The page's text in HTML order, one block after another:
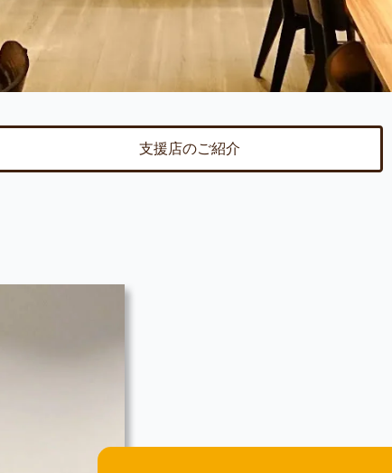
支援店のご紹介